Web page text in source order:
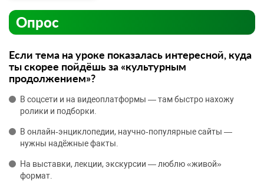
Опрос
Если тема на уроке показалась интересной, куда
ты скорее пойдёшь за «культурным
продолжением»?
В соцсети и на видеоплатформы — там быстро нахожу
ролики и подборки.
В онлайн‑энциклопедии, научно‑популярные сайты —
нужны надёжные факты.
На выставки, лекции, экскурсии — люблю «живой»
формат.